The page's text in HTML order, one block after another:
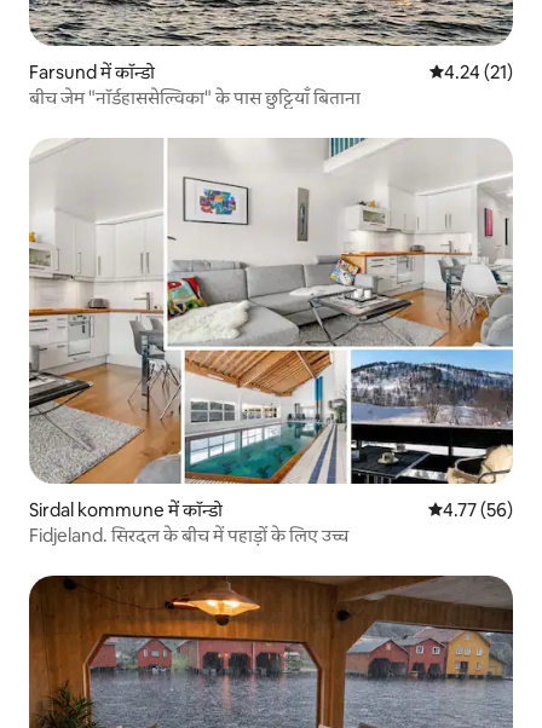
Farsund में कॉन्डो औसत रेटिंग 5 में
4.24 (21)
बीच जेम "नॉर्डहाससेल्विका" के पास छुट्टियाँ बिताना
Sirdal kommune में कॉन्डो औसत रेटिंग 5 में
4.77 (56)
Fidjeland. सिरदल के बीच में पहाड़ों के लिए उच्च